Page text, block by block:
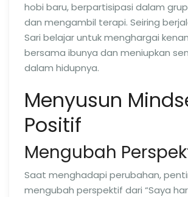
hobi baru, berpartisipasi dalam
dan mengambil terapi. Seiring
Sari belajar untuk menghargai
bersama ibunya dan meniupkan
dalam hidupnya.
Menyusun
Positif
Mengubah
Saat menghadapi perubahan,
mengubah perspektif dari “Saya